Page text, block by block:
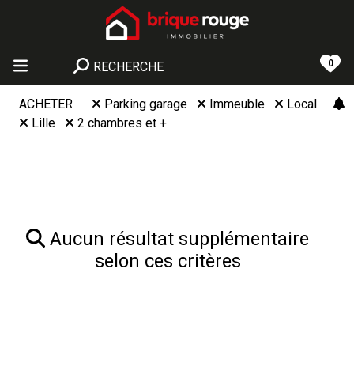
RECHERCHE 0
ACHETER Parking garage Immeuble
Local
Lille
2 chambres et +
Aucun résultat supplémentaire
selon ces critères